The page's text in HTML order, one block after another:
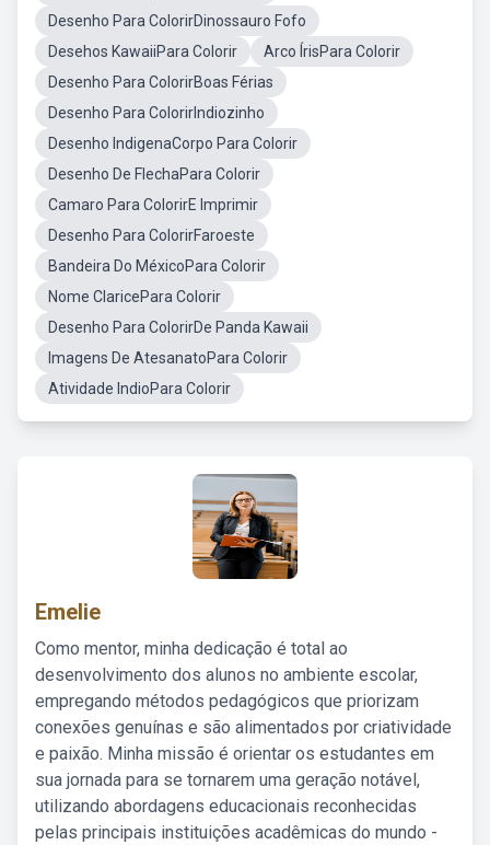
Desenho Para ColorirDinossauro Fofo
Desehos KawaiiPara Colorir
Arco ÍrisPara Colorir
Desenho Para ColorirBoas Férias
Desenho Para ColorirIndiozinho
Desenho IndigenaCorpo Para Colorir
Desenho De FlechaPara Colorir
Camaro Para ColorirE Imprimir
Desenho Para ColorirFaroeste
Bandeira Do MéxicoPara Colorir
Nome ClaricePara Colorir
Desenho Para ColorirDe Panda Kawaii
Imagens De AtesanatoPara Colorir
Atividade IndioPara Colorir
Emelie
Como mentor, minha dedicação é total ao
desenvolvimento dos alunos no ambiente escolar,
empregando métodos pedagógicos que priorizam
conexões genuínas e são alimentados por criatividade
e paixão. Minha missão é orientar os estudantes em
sua jornada para se tornarem uma geração notável,
utilizando abordagens educacionais reconhecidas
pelas principais instituições acadêmicas do mundo -